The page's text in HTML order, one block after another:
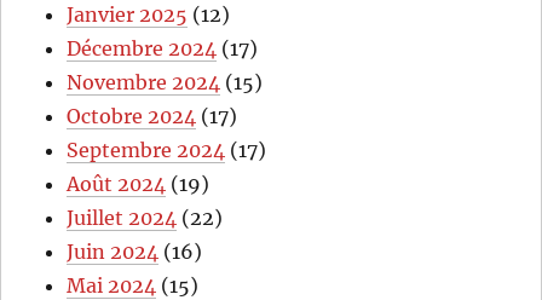
Janvier 2025 (12)
Décembre 2024 (17)
Novembre 2024 (15)
Octobre 2024 (17)
Septembre 2024 (17)
Août 2024 (19)
Juillet 2024 (22)
Juin 2024 (16)
Mai 2024 (15)